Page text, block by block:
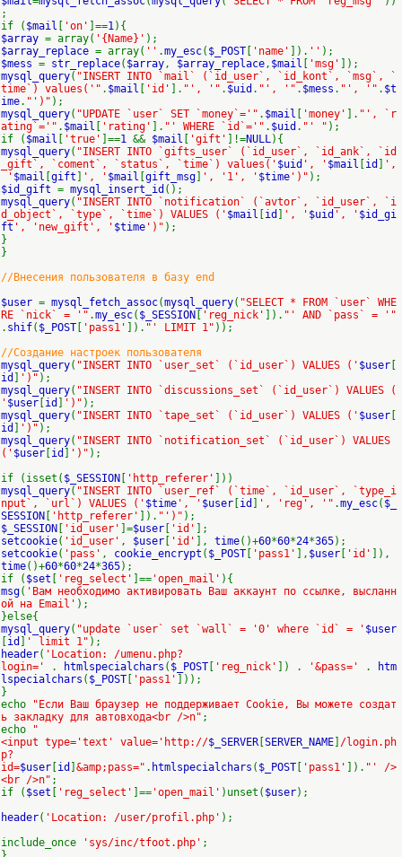
;
if ( $mail 'on' ]==1){
$array = array( '{Name}' );
$array_replace = array( '' .my_esc( $_POST 'name' ]). '' );
$mess = str_replace( $array, $array_replace, $mail 'msg'
]);
mysql_query( "INSERT INTO `mail` (`id_user`, `id_kont`, `msg`, `
time`) values('" . $mail 'id' ]. "', '" . $uid . "', '" . $mess . "', '" . $t
ime. "')" );
mysql_query( "UPDATE `user` SET `money`='" . $mail 'money' ]. "', `r
ating`='" . $mail 'rating' ]. "' WHERE `id`='" . $uid . "' " );
if ( $mail 'true' ]==1 && $mail 'gift' ]!=NULL){
mysql_query( "INSERT INTO `gifts_user` (`id_user`, `id_ank`, `id
_gift`, `coment`, `status`, `time`) values(' $uid ', ' $mail id
',
' $mail gift ', ' $mail gift_msg ', '1', ' $time ')" );
$id_gift = mysql_insert_id ();
mysql_query( "INSERT INTO `notification` (`avtor`, `id_user`, `i
d_object`, `type`, `time`) VALUES (' $mail id ', ' $uid ', ' $id_gi
ft ', 'new_gift', ' $time ')" );
}
}
//Внесения пользователя в базу end
$user = mysql_fetch_assoc(mysql_query( "SELECT * FROM `user` WHE
RE `nick` = '" .my_esc( $_SESSION 'reg_nick' ]). "' AND `pass` = '"
. shif( $_POST 'pass1' ]). "' LIMIT 1" ));
//Создание настроек пользователя
mysql_query( "INSERT INTO `user_set` (`id_user`) VALUES (' $user
id
')" );
mysql_query( "INSERT INTO `discussions_set` (`id_user`) VALUES (
' $user id ')" );
mysql_query( "INSERT INTO `tape_set` (`id_user`) VALUES (' $user
id
')" );
mysql_query( "INSERT INTO `notification_set` (`id_user`) VALUES
(' $user id ')" );
if (isset( $_SESSION 'http_referer'
]))
mysql_query( "INSERT INTO `user_ref` (`time`, `id_user`, `type_i
nput`, `url`) VALUES (' $time ', ' $user id ', 'reg', '" .my_esc( $_
SESSION
'http_referer' ]). "')" );
$_SESSION
'id_user' ]=$user 'id'
];
setcookie( 'id_user' , $user 'id' ], time()+60*60*24*365);
setcookie( 'pass' , cookie_encrypt ( $_POST 'pass1' ], $user 'id'
]),
time()+60*60*24*365);
if ( $set 'reg_select' ]== 'open_mail' ){
msg( 'Вам необходимо активировать Ваш аккаунт по ссылке, высланн
ой на Email' );
}else{
mysql_query( "update `user` set `wall` = '0' where `id` = ' $user
id ' limit 1" );
header( 'Location: /umenu.php?
login='
. htmlspecialchars ( $_POST 'reg_nick' ]) . '&pass=' .
htm
lspecialchars ( $_POST 'pass1'
]));
}
echo
"Если Ваш браузер не поддерживает Cookie, Вы можете создат
ь закладку для автовхода<br />n" ;
echo
"
<input type='text' value='http://$_SERVER SERVER_NAME /login.ph
p?
id=$user id &amp;pass=" . htmlspecialchars ( $_POST 'pass1' ]). "' />
<br />n" ;
if ( $set 'reg_select' ]== 'open_mail' )unset( $user);
header( 'Location: /user/profil.php' );
include_once
'sys/inc/tfoot.php' ;